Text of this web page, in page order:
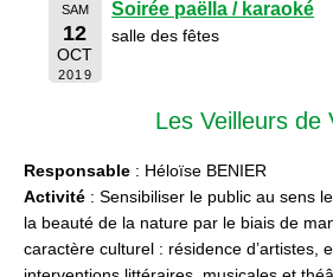
SAM
12
OCT
2019
Soirée paëlla / karaoké
salle des fêtes
Les Veilleurs de
Responsable : Héloïse BENIER
Activité : Sensibiliser le public au sens
la beauté de la nature par le biais de
caractère culturel : résidence d’artistes,